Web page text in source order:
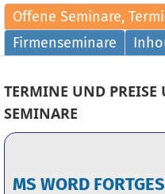
Offene Seminare,
Firmenseminare
TERMINE UND PREISE
SEMINARE
MS WORD